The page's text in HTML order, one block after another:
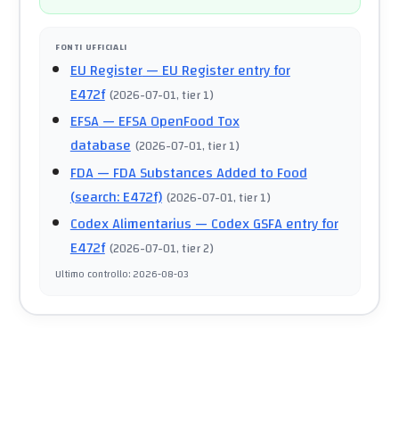
FONTI UFFICIALI
EU Register— EU Register entry for
E472f (2026-07-01, tier 1)
EFSA— EFSA OpenFood Tox
database (2026-07-01, tier 1)
FDA— FDA Substances Added to Food
(search: E472f) (2026-07-01, tier 1)
Codex Alimentarius— Codex GSFA entry for
E472f (2026-07-01, tier 2)
Ultimo controllo:2026-08-03